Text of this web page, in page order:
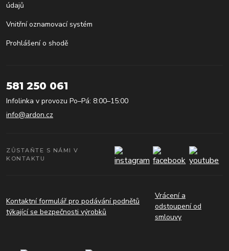
údajů
Vnitřní oznamovací systém
Prohlášení o shodě
581 250 061
Infolinka v provozu Po–Pá: 8:00–15:00
info@ardon.cz
ZŮSTAŇTE S NÁMI V
KONTAKTU
Kontaktní formulář pro podávání podnětů
týkající se bezpečnosti výrobků
Vrácení a
odstoupení od
smlouvy